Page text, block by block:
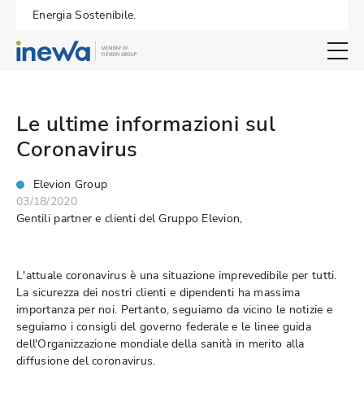
Energia Sostenibile.
Open
Le ultime informazioni sul
Coronavirus
Elevion Group
03/18/2020
Gentili partner e clienti del Gruppo Elevion,
L'attuale coronavirus è una situazione imprevedibile per tutti.
La sicurezza dei nostri clienti e dipendenti ha massima
importanza per noi. Pertanto, seguiamo da vicino le notizie e
seguiamo i consigli del governo federale e le linee guida
dell'Organizzazione mondiale della sanità in merito alla
diffusione del coronavirus.